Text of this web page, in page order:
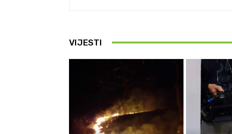
VIJESTI